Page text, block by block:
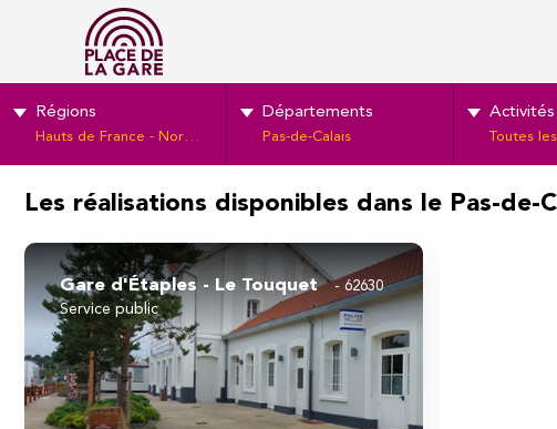
Les réalisations disponibles dans le Pas-de-
Gare d'Étaples - Le Touquet 62630
service public
Régions Départements
Pas-de-Calais
Activités
Toutes